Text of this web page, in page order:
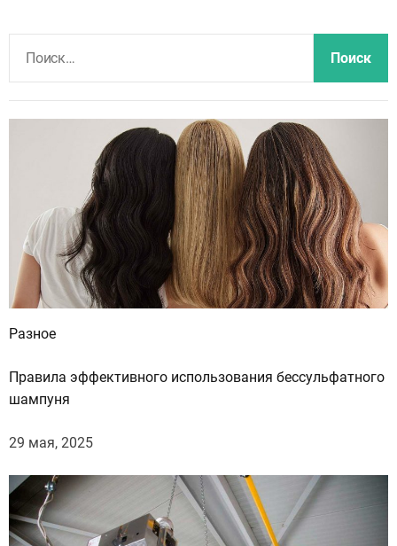
Разное
Правила эффективного использования бессульфатного
шампуня
29 мая, 2025